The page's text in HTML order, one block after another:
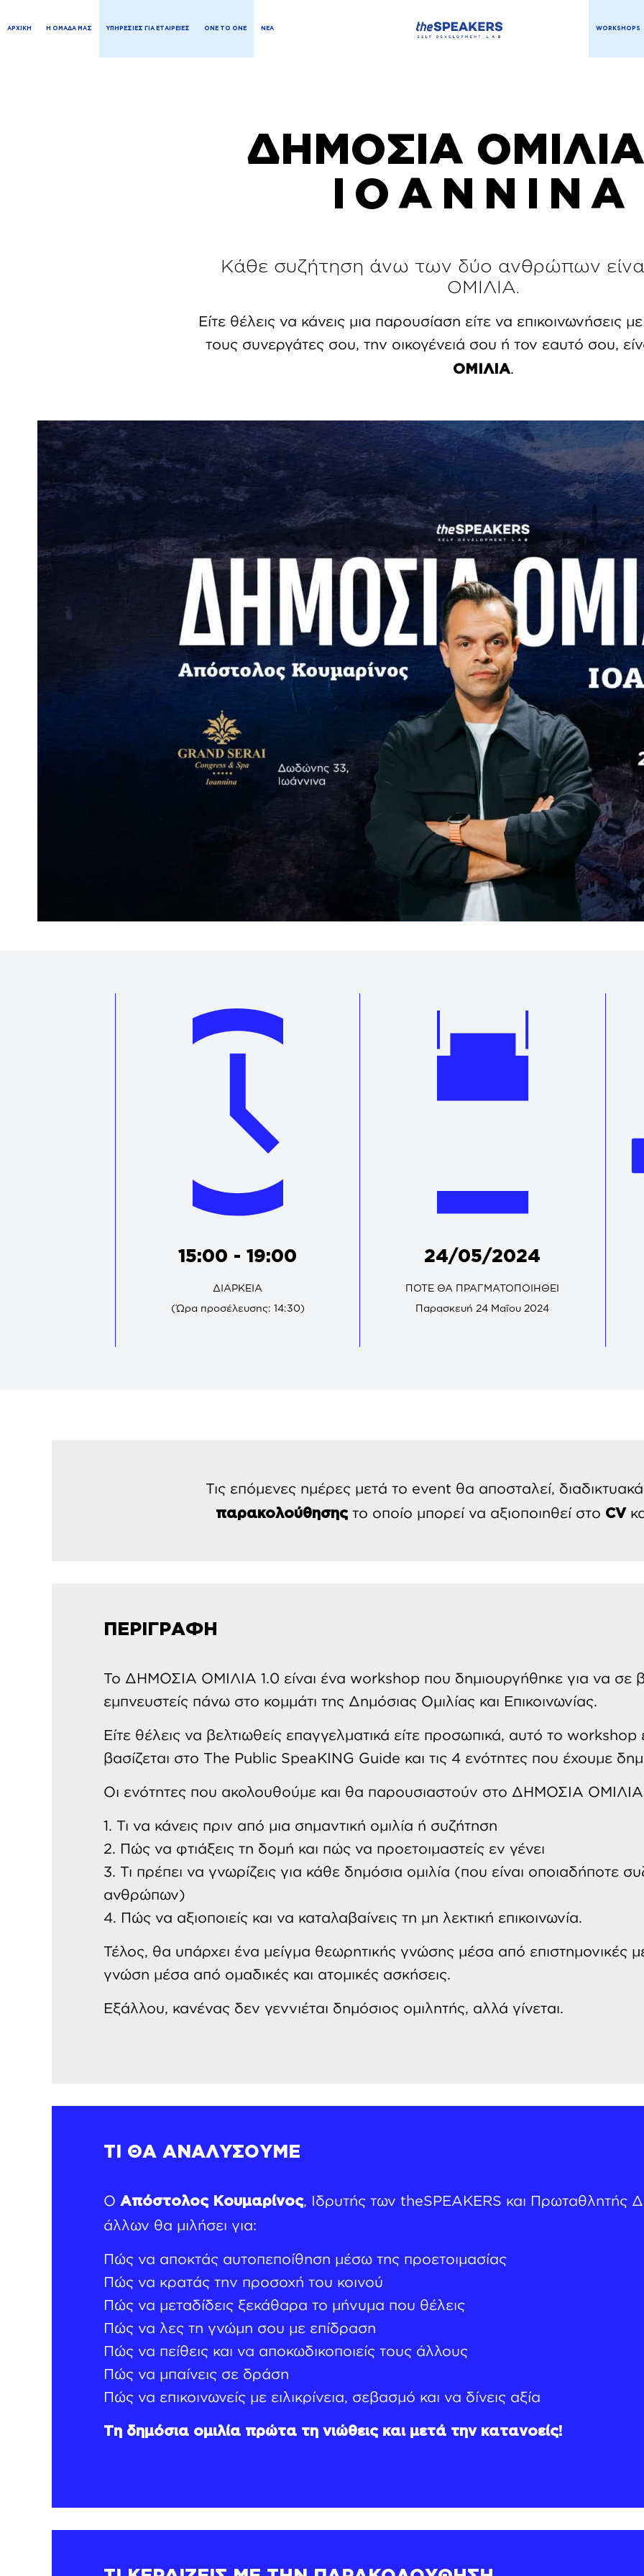
ΑΡΧΙΚΗ Η ΟΜΑΔΑ ΜΑΣ ΥΠΗΡΕΣΙΕΣ ΓΙΑ ΕΤΑΙΡΕΙΕΣ ONE TO ONE ΝΕΑ WORKSHOPS
ΔΗΜΟΣΙΑ ΟΜΙΛΙΑ
IOANNINA
Κάθε συζήτηση άνω των δύο ανθρώπων
ΟΜΙΛΙΑ.
Είτε θέλεις να κάνεις μια παρουσίαση είτε να επικοινωνήσεις
τους συνεργάτες σου, την οικογένειά σου ή τον εαυτό σου,
ΟΜΙΛΙΑ.
15:00 - 19:00
ΔΙΑΡΚΕΙΑ
(Ώρα προσέλευσης: 14:30)
24/05/2024
ΠΟΤΕ ΘΑ ΠΡΑΓΜΑΤΟΠΟΙΗΘΕΙ
Παρασκευή 24 Μαΐου 2024
Τις επόμενες ημέρες μετά το event θα αποσταλεί,
παρακολούθησηςτο οποίο μπορεί να αξιοποιηθεί στο CV
ΠΕΡΙΓΡΑΦΗ
Το ΔΗΜΟΣΙΑ ΟΜΙΛΙΑ 1.0 είναι ένα workshop που δημιουργήθηκε για να σε
εμπνευστείς πάνω στο κομμάτι της Δημόσιας Ομιλίας και Επικοινωνίας.
Είτε θέλεις να βελτιωθείς επαγγελματικά είτε προσωπικά, αυτό το workshop
βασίζεται στο The Public SpeaKING Guide και τις 4 ενότητες που έχουμε
Οι ενότητες που ακολουθούμε και θα παρουσιαστούν στο ΔΗΜΟΣΙΑ ΟΜΙΛΙΑ
1. Τι να κάνεις πριν από μια σημαντική ομιλία ή συζήτηση
2. Πώς να φτιάξεις τη δομή και πώς να προετοιμαστείς εν γένει
3. Τι πρέπει να γνωρίζεις για κάθε δημόσια ομιλία (που είναι οποιαδήποτε
ανθρώπων)
4. Πώς να αξιοποιείς και να καταλαβαίνεις τη μη λεκτική επικοινωνία.
Τέλος, θα υπάρχει ένα μείγμα θεωρητικής γνώσης μέσα από επιστημονικές
γνώση μέσα από ομαδικές και ατομικές ασκήσεις.
Εξάλλου, κανένας δεν γεννιέται δημόσιος ομιλητής, αλλά γίνεται.
ΤΙ ΘΑ ΑΝΑΛΥΣΟΥΜΕ
Ο Απόστολος Κουμαρίνος, Ιδρυτής των theSPEAKERS και Πρωταθλητής
άλλων θα μιλήσει για:
Πώς να αποκτάς αυτοπεποίθηση μέσω της προετοιμασίας
Πώς να κρατάς την προσοχή του κοινού
Πώς να μεταδίδεις ξεκάθαρα το μήνυμα που θέλεις
Πώς να λες τη γνώμη σου με επίδραση
Πώς να πείθεις και να αποκωδικοποιείς τους άλλους
Πώς να μπαίνεις σε δράση
Πώς να επικοινωνείς με ειλικρίνεια, σεβασμό και να δίνεις αξία
Τη δημόσια ομιλία πρώτα τη νιώθεις και μετά την κατανοείς!